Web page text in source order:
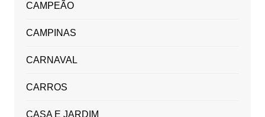
CAMPEÃO
CAMPINAS
CARNAVAL
CARROS
CASA E JARDIM